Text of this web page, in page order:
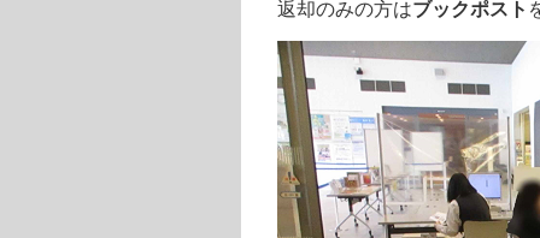
返却のみの方はブックポスト